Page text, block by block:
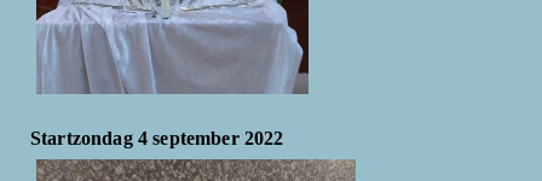
Startzondag 4 september 2022